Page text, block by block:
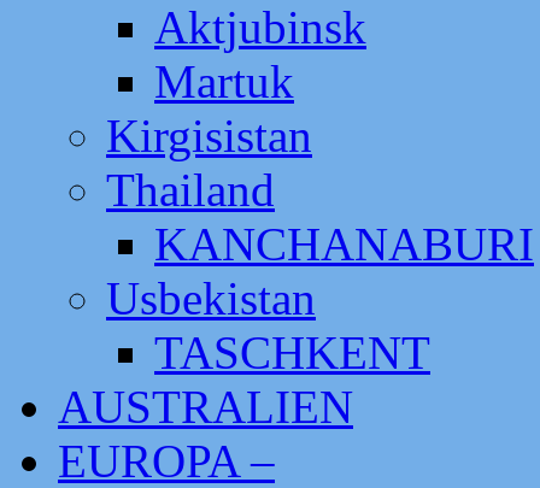
Aktjubinsk
Martuk
Kirgisistan
Thailand
KANCHANABURI
Usbekistan
TASCHKENT
AUSTRALIEN
EUROPA –